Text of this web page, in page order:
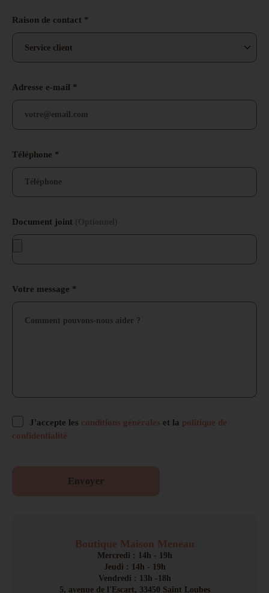
Raison de contact *
Adresse e-mail *
Téléphone *
Document joint
Choisir un fichier
Votre message *
J'accepte les conditions générales et la politique de
confidentialité
Boutique Maison Meneau
Mercredi : 14h - 19h
Jeudi : 14h - 19h
Vendredi : 13h -18h
5, avenue de l'Escart, 33450 Saint Loubes